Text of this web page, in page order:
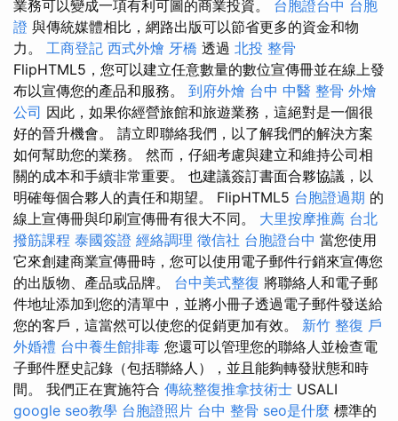
業務可以變成一項有利可圖的商業投資。 台胞證台中 台胞
證 與傳統媒體相比，網路出版可以節省更多的資金和物
力。 工商登記 西式外燴 牙橋 透過 北投 整骨
FlipHTML5，您可以建立任意數量的數位宣傳冊並在線上發
布以宣傳您的產品和服務。 到府外燴 台中 中醫 整骨 外燴
公司 因此，如果你經營旅館和旅遊業務，這絕對是一個很
好的晉升機會。 請立即聯絡我們，以了解我們的解決方案
如何幫助您的業務。 然而，仔細考慮與建立和維持公司相
關的成本和手續非常重要。 也建議簽訂書面合夥協議，以
明確每個合夥人的責任和期望。 FlipHTML5 台胞證過期 的
線上宣傳冊與印刷宣傳冊有很大不同。 大里按摩推薦 台北
撥筋課程 泰國簽證 經絡調理 徵信社 台胞證台中 當您使用
它來創建商業宣傳冊時，您可以使用電子郵件行銷來宣傳您
的出版物、產品或品牌。 台中美式整復 將聯絡人和電子郵
件地址添加到您的清單中，並將小冊子透過電子郵件發送給
您的客戶，這當然可以使您的促銷更加有效。 新竹 整復 戶
外婚禮 台中養生館排毒 您還可以管理您的聯絡人並檢查電
子郵件歷史記錄（包括聯絡人），並且能夠轉發狀態和時
間。 我們正在實施符合 傳統整復推拿技術士 USALI
google seo教學 台胞證照片 台中 整骨 seo是什麼 標準的